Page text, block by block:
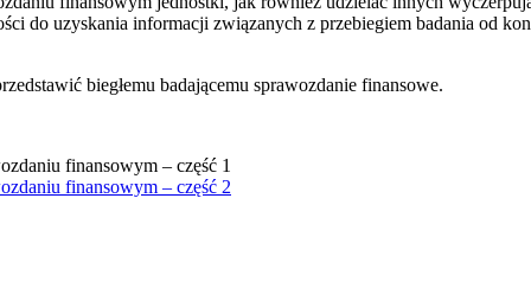
do uzyskania informacji związanych z przebiegiem badania od
biegłemu badającemu sprawozdanie finansowe.
finansowym – część 1
finansowym – część 2